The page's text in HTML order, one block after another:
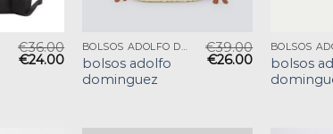
€36.00
€24.00
BOLSOS ADOLFO DOMINGUEZ
bolsos adolfo
dominguez
€39.00
€26.00
bolsos